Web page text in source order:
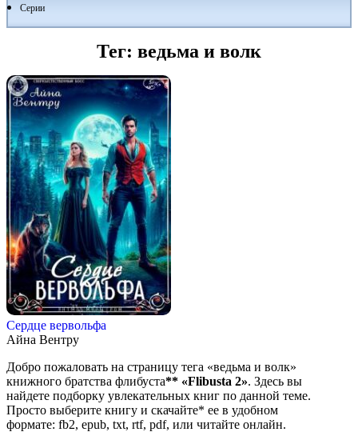
Серии
Тег: ведьма и волк
Сердце вервольфа
Айна Вентру
Добро пожаловать на страницу тега «ведьма и волк»
книжного братства флибуста** «Flibusta 2». Здесь вы
найдете подборку увлекательных книг по данной теме.
Просто выберите книгу и скачайте* ее в удобном
формате: fb2, epub, txt, rtf, pdf, или читайте онлайн.